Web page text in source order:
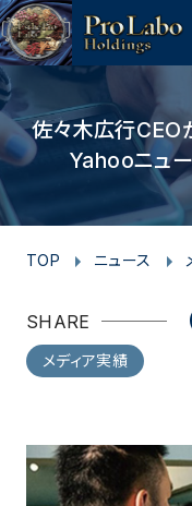
佐々木広行CEO
Yahooニュー
TOP ニュース
SHARE
メディア実績
p
a
g
e
t
o
p